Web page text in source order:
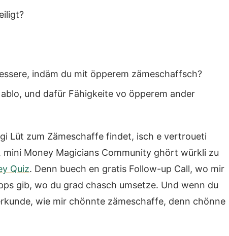
indäm du mit öpperem zämeschaffsch?
und dafür Fähigkeite vo öpperem ander
Lüt zum Zämeschaffe findet, isch e vertroueti
Money Magicians Community ghört würkli zu
Quiz. Denn buech en gratis Follow-up Call, wo mir
gib, wo du grad chasch umsetze. Und wenn du
wie mir chönnte zämeschaffe, denn chönne